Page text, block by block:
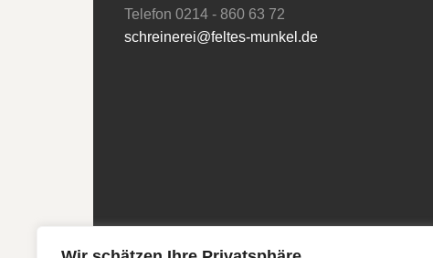
Telefon 0214 - 860 63 72
schreinerei@feltes-munkel.de